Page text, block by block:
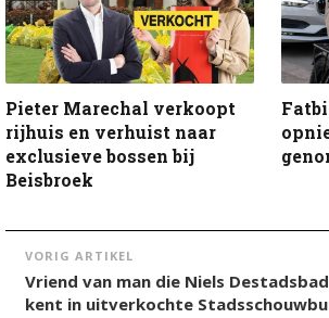
Pieter Marechal verkoopt
rijhuis en verhuist naar
exclusieve bossen bij
Beisbroek
VORIG ARTIKEL
Vriend van man die Niels
kent in uitverkochte